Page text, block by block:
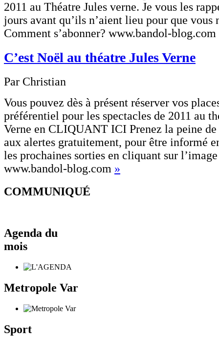
2011 au Théatre Jules verne. Je vous les
jours avant qu’ils n’aient lieu pour que vous
Comment s’abonner? www.bandol-blog.com
C’est Noël au théatre Jules Verne
Par Christian
Vous pouvez dès à présent réserver vos
préférentiel pour les spectacles de 2011 au
Verne en CLIQUANT ICI Prenez la peine
aux alertes gratuitement, pour être informé
les prochaines sorties en cliquant sur
www.bandol-blog.com »
COMMUNIQUÉ
Agenda du
mois
Metropole Var
Sport